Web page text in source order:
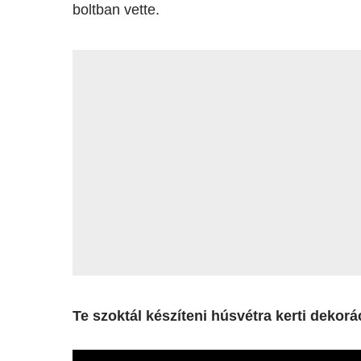
boltban vette.
Te szoktál készíteni húsvétra kerti